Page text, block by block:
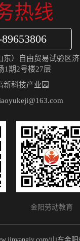
热线
东）自由贸易试验区
1期2号楼27层
新科技产业园
阳劳动教育